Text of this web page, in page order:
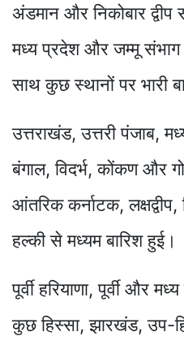
अंडमान और निकोबार
मध्य प्रदेश और जम्मू संभाग
साथ कुछ स्थानों पर भारी
उत्तराखंड, उत्तरी पंजाब,
बंगाल, विदर्भ, कोंकण और
आंतरिक कर्नाटक,
हल्की से मध्यम बारिश हुई।
पूर्वी हरियाणा, पूर्वी और
कुछ हिस्सा, झारखंड, उप-